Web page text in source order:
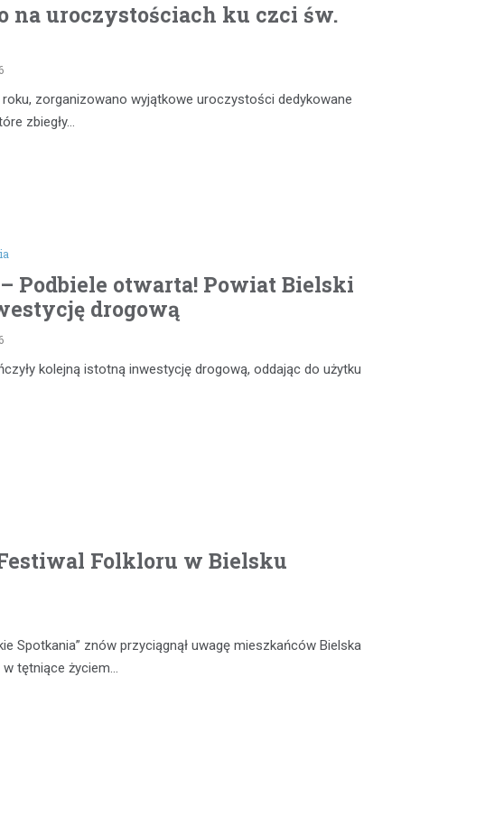
na uroczystościach ku czci św.
roku, zorganizowano wyjątkowe uroczystości dedykowane
zbiegły…
Podbiele otwarta! Powiat Bielski
drogową
kolejną istotną inwestycję drogową, oddając do użytku
Folkloru w Bielsku
Spotkania” znów przyciągnął uwagę mieszkańców Bielska
tętniące życiem…